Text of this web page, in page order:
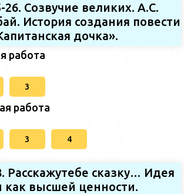
26. Созвучие великих. А.С.
История создания повести
дочка».
работа
3
работа
3 4
Расскажутебе сказку… Идея
как высшей ценности.